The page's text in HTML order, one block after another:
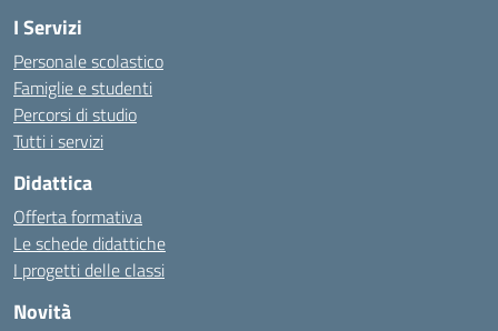
I Servizi
Personale scolastico
Famiglie e studenti
Percorsi di studio
Tutti i servizi
Didattica
Offerta formativa
Le schede didattiche
I progetti delle classi
Novità